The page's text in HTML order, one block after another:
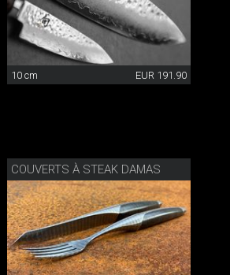
10 cm EUR 191.90
COUVERTS À STEAK DAMAS